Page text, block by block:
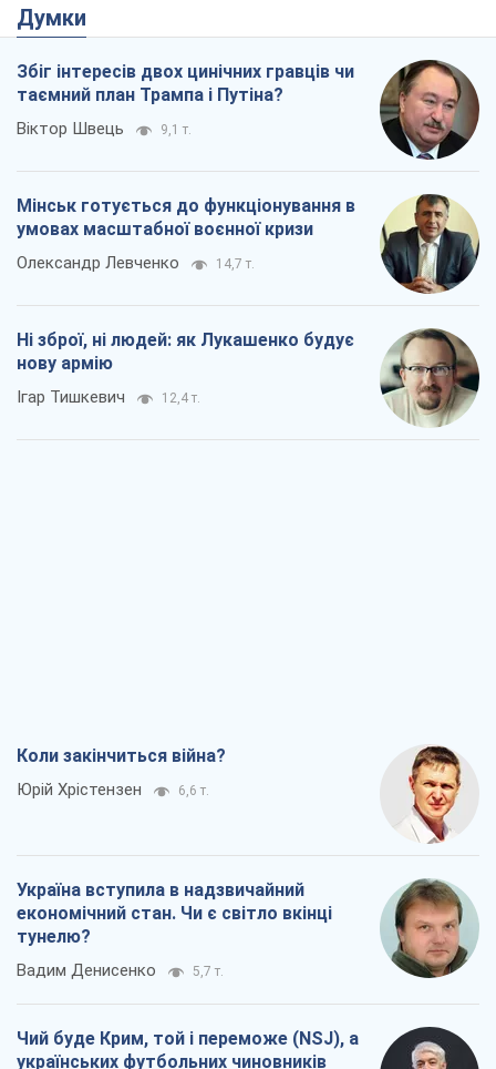
Думки
Збіг інтересів двох цинічних гравців чи
таємний план Трампа і Путіна?
Віктор Швець 9,1 т.
Мінськ готується до функціонування в
умовах масштабної воєнної кризи
Олександр Левченко 14,7 т.
Ні зброї, ні людей: як Лукашенко будує
нову армію
Ігар Тишкевич 12,4 т.
Коли закінчиться війна?
Юрій Хрістензен 6,6 т.
Україна вступила в надзвичайний
економічний стан. Чи є світло вкінці
тунелю?
Вадим Денисенко 5,7 т.
Чий буде Крим, той і переможе (NSJ), а
українських футбольних чиновників